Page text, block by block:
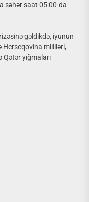
səhər saat 05:00-da
gəldikdə, iyunun
Herseqovina milliləri,
yığmaları